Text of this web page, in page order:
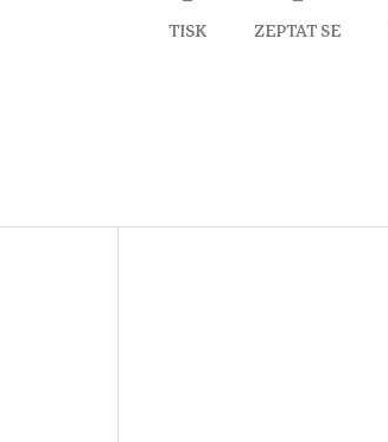
TISK ZEPTAT SE